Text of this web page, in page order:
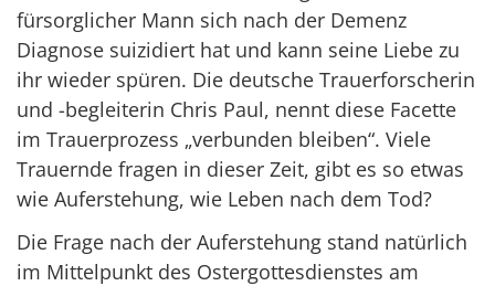
fürsorglicher Mann sich nach der Demenz
Diagnose suizidiert hat und kann seine Liebe zu
ihr wieder spüren. Die deutsche Trauerforscherin
und -begleiterin Chris Paul, nennt diese Facette
im Trauerprozess „verbunden bleiben“. Viele
Trauernde fragen in dieser Zeit, gibt es so etwas
wie Auferstehung, wie Leben nach dem Tod?
Die Frage nach der Auferstehung stand natürlich
im Mittelpunkt des Ostergottesdienstes am